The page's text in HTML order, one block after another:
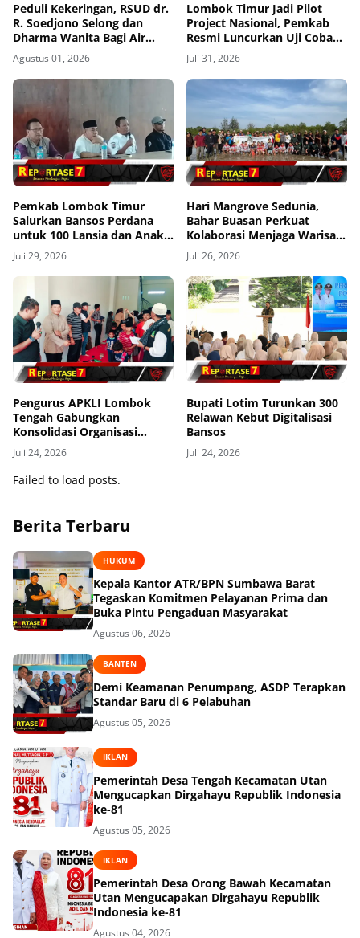
Peduli Kekeringan, RSUD dr.
R. Soedjono Selong dan
Dharma Wanita Bagi Air
Bersih di Sekaroh
Agustus 01, 2026
Lombok Timur Jadi Pilot
Project Nasional, Pemkab
Resmi Luncurkan Uji Coba
Transfomasi Digitalisasi
Bansos Lewat Portal
Perlinsos
Juli 31, 2026
Pemkab Lombok Timur
Salurkan Bansos Perdana
untuk 100 Lansia dan Anak
Yatim di Kecamatan Sikur
Juli 29, 2026
Hari Mangrove Sedunia,
Bahar Buasan Perkuat
Kolaborasi Menjaga Warisan
Mangrove Bangka Belitung
Juli 26, 2026
Pengurus APKLI Lombok
Tengah Gabungkan
Konsolidasi Organisasi
dengan Berbagi Kasih ke
Anak Yatim
Juli 24, 2026
Bupati Lotim Turunkan 300
Relawan Kebut Digitalisasi
Bansos
Juli 24, 2026
Failed to load posts.
Berita Terbaru
HUKUM
Kepala Kantor ATR/BPN Sumbawa Barat
Tegaskan Komitmen Pelayanan Prima dan
Buka Pintu Pengaduan Masyarakat
Agustus 06, 2026
BANTEN
Demi Keamanan Penumpang, ASDP Terapkan
Standar Baru di 6 Pelabuhan
Agustus 05, 2026
IKLAN
Pemerintah Desa Tengah Kecamatan Utan
Mengucapkan Dirgahayu Republik Indonesia
ke-81
Agustus 05, 2026
IKLAN
Pemerintah Desa Orong Bawah Kecamatan
Utan Mengucapakan Dirgahayu Republik
Indonesia ke-81
Agustus 04, 2026